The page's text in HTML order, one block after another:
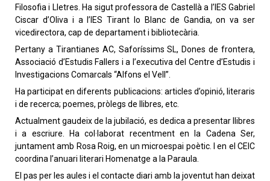
Filosofia i Lletres. Ha sigut professora de Castellà a l’IES Gabriel
Ciscar d’Oliva i a l’IES Tirant lo Blanc de Gandia, on va ser
vicedirectora, cap de departament i bibliotecària.
Pertany a Tirantianes AC, Saforíssims SL, Dones de frontera,
Associació d’Estudis Fallers i a l’executiva del Centre d’Estudis i
Investigacions Comarcals “Alfons el Vell”.
Ha participat en diferents publicacions: articles d’opinió, literaris
i de recerca; poemes, pròlegs de llibres, etc.
Actualment gaudeix de la jubilació, es dedica a presentar llibres
i a escriure. Ha col·laborat recentment en la Cadena Ser,
juntament amb Rosa Roig, en un microespai poètic. I en el CEIC
coordina l’anuari literari Homenatge a la Paraula.
El pas per les aules i el contacte diari amb la joventut han deixat